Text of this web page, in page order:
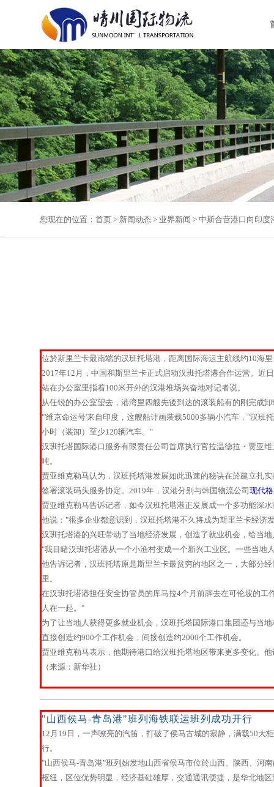
您现在的位置： 首页 > 新闻动态 > 业界新闻 > 中斯合营港口向印度
位於斯里兰卡最南端的汉班托塔港，距离国际海运主航线约10海
2017年12月，中国和斯里兰卡正式启动汉班托塔港合作运营。近
站在办公室里指着100米开外的汉港堆场兴奋地对记者说。
从任锐的办公室望去，港湾里四艘先後到达的滚装船有的刚完成
"'维京命运号'来自印度，这艘船计画装载5000多辆小汽车，"汉班
小时（装卸）至少120辆汽车。"
汉班托塔国际港口服务有限责任公司首席执行官拉温德拉・贾亚
吨。
贾亚维克勒马认为，汉班托塔港发展如此迅速的秘诀在於建立扎
签署滚装码头服务协定。2019年，汉港分别与韩国物流公司 现代
贾亚维克勒马告诉记者，如今汉班托塔港正发展成一个多功能深
他说："很多企业都意识到，汉班托塔港不久将成为斯里兰卡经
汉班托塔港的兴旺带动了当地经济发展，创造了就业机会，给当
"我目睹汉班托塔港从一个小渔村变成一个新兴工业区。一些当
他告诉记者，汉班托塔原是斯里兰卡最贫穷的地区之一，大部分
里。
在汉班托塔港担任安全协管员的库马拉4个月前辞去在可伦坡的
人在一起。"
为了让当地人获得更多就业机会，汉班托塔国际港口集团还与当
直接创造约900个工作机会，间接创造约2000个工作机会。
贾亚维克勒马表示，他期待港口给汉班托塔地区带来更多变化。
（来源：新华社）
"山西侯马-青岛港"班列海铁联运班列成功开行
12月19日，一声嘹亮的汽笛，打破了侯马古城的寂静，满载50大
行。
"山西侯马-青岛港"班列始发地山西省侯马市位於山西、陕西、河
枢纽，区位优势明显，经济基础雄厚，交通通讯便捷，是华北地